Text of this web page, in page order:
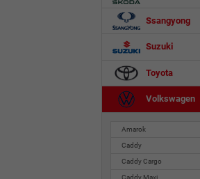
Ssangyong
Suzuki
Toyota
Volkswagen
Amarok
Caddy
Caddy Cargo
Caddy Maxi